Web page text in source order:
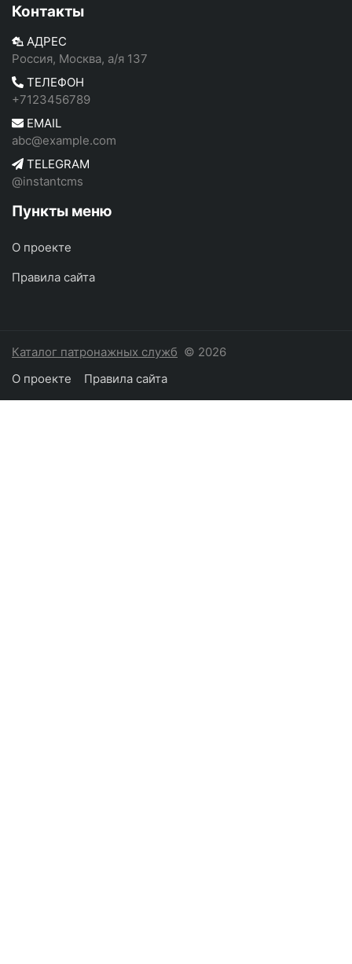
Контакты
АДРЕС
Россия, Москва, а/я 137
ТЕЛЕФОН
+7123456789
EMAIL
abc@example.com
TELEGRAM
@instantcms
Пункты меню
О проекте
Правила сайта
Каталог патронажных служб © 2026
О проекте
Правила сайта